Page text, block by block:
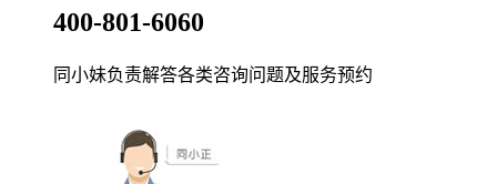
400-801-6060
同小妹负责解答各类咨询问题及服务预约